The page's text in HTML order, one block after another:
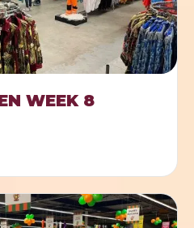
WEEK 8